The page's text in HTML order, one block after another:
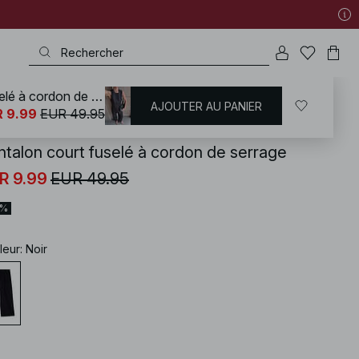
/ Pantalons / Pantalons cropped
court fuselé à cordon de serrage
9.99 EUR 49.95
: Noir
Pantalon court fuselé à cordon de serrage
9.99 EUR 49.95 AJOUTER AU PANIER